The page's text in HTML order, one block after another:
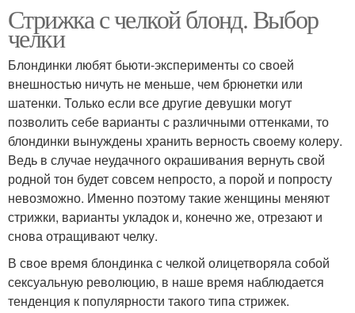
Стрижка с челкой блонд. Выбор
челки
Блондинки любят бьюти-эксперименты со своей
внешностью ничуть не меньше, чем брюнетки или
шатенки. Только если все другие девушки могут
позволить себе варианты с различными оттенками, то
блондинки вынуждены хранить верность своему колеру.
Ведь в случае неудачного окрашивания вернуть свой
родной тон будет совсем непросто, а порой и попросту
невозможно. Именно поэтому такие женщины меняют
стрижки, варианты укладок и, конечно же, отрезают и
снова отращивают челку.
В свое время блондинка с челкой олицетворяла собой
сексуальную революцию, в наше время наблюдается
тенденция к популярности такого типа стрижек.